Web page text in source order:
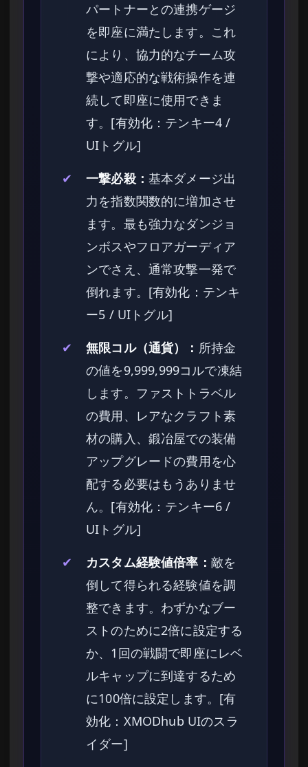
パートナーとの連携ゲージ
を即座に満たします。これ
により、協力的なチーム攻
撃や適応的な戦術操作を連
続して即座に使用できま
す。[有効化：テンキー4 /
UIトグル]
✔
一撃必殺： 基本ダメージ出
力を指数関数的に増加させ
ます。最も強力なダンジョ
ンボスやフロアガーディア
ンでさえ、通常攻撃一発で
倒れます。[有効化：テンキ
ー5 / UIトグル]
✔
無限コル（通貨）： 所持金
の値を9,999,999コルで凍結
します。ファストトラベル
の費用、レアなクラフト素
材の購入、鍛冶屋での装備
アップグレードの費用を心
配する必要はもうありませ
ん。[有効化：テンキー6 /
UIトグル]
✔
カスタム経験値倍率： 敵を
倒して得られる経験値を調
整できます。わずかなブー
ストのために2倍に設定する
か、1回の戦闘で即座にレベ
ルキャップに到達するため
に100倍に設定します。[有
効化：XMODhub UIのスラ
イダー]